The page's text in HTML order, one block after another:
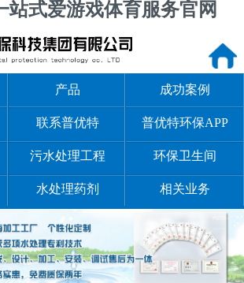
站式爱游戏体育服务官网
产品 成功案例
联系普优特 普优特环保APP
污水处理工程 环保卫生间
水处理药剂 相关业务